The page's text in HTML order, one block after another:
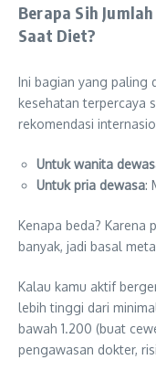
Berapa Sih
Saat Diet?
Ini bagian yang paling
kesehatan terpercaya
rekomendasi
Untuk wanita
Untuk pria dewasa:
Kenapa beda? Karena
banyak, jadi basal
Kalau kamu aktif
lebih tinggi dari
bawah 1.200 (buat
pengawasan dokter,